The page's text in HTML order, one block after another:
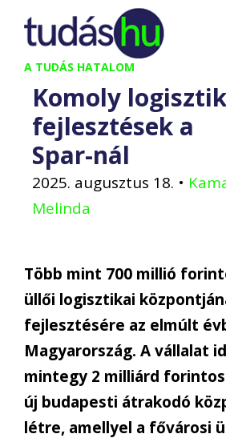
Kilépés
tartalomba
A TUDÁS HATALOM
Komoly
fejlesztések a
Spar-nál
2025. augusztus 18. •
Melinda
Több mint 700 millió
üllői logisztikai
fejlesztésére az elmúlt
Magyarország. A vállalat
mintegy 2 milliárd
új budapesti átrakodó
létre, amellyel a fővárosi